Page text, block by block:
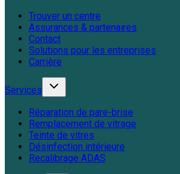
Trouver un centre
Assurances & partenaires
Contact
Solutions pour les entreprises
Carrière
Services
Réparation de pare-brise
Remplacement de vitrage
Teinte de vitres
Désinfection intérieure
Recalibrage ADAS